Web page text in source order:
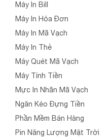
Máy In Bill
Máy In Hóa Đơn
Máy In Mã Vạch
Máy In Thẻ
Máy Quét Mã Vạch
Máy Tính Tiền
Mực In Nhãn Mã Vạch
Ngăn Kéo Đựng Tiền
Phần Mềm Bán Hàng
Pin Năng Lượng Mặt Trời